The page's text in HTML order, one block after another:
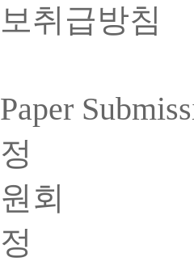
취급방침
Paper
회